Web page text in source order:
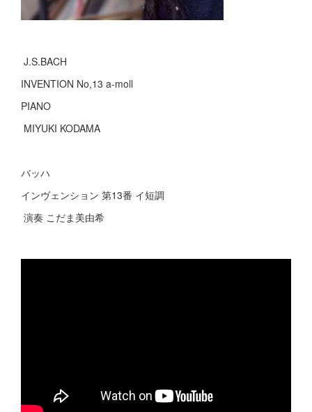
J.S.BACH
INVENTION No,13 a-moll
PIANO
MIYUKI KODAMA
バッハ
インヴェンション 第13番 イ短調
演奏 こだま美由希